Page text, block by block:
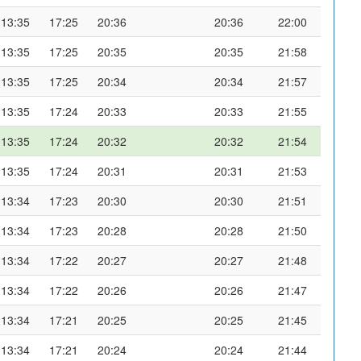
13:35 17:25 20:36 20:36
22:00
13:35
17:25 20:35 20:35
21:58
13:35
17:25 20:34 20:34
21:57
13:35
17:24 20:33 20:33
21:55
13:35
17:24 20:32 20:32
21:54
13:35
17:24 20:31 20:31
21:53
13:34
17:23 20:30 20:30
21:51
13:34
17:23 20:28 20:28
21:50
13:34
17:22 20:27 20:27
21:48
13:34
17:22 20:26 20:26
21:47
13:34
17:21 20:25 20:25
21:45
13:34
17:21 20:24 20:24 21:44